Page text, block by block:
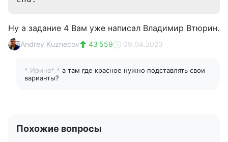
Ну а задание 4 Вам уже написал Владимир Втюрин.
Andrey Kuznecov 43 559 09.04.2023
* Ирина* * а там где красное нужно подставлять свои
варианты?
Похожие вопросы